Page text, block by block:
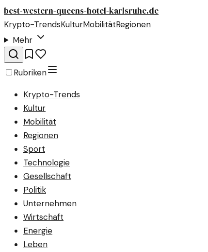
best-western-queens-hotel-karlsruhe.de
Krypto-TrendsKulturMobilitätRegionen
Mehr
Rubriken
Krypto-Trends
Kultur
Mobilität
Regionen
Sport
Technologie
Gesellschaft
Politik
Unternehmen
Wirtschaft
Energie
Leben